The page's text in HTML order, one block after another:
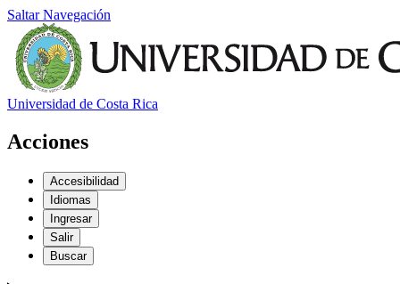
Saltar Navegación
Universidad de Costa Rica
Acciones
Accesibilidad
Idiomas
Ingresar
Salir
Buscar